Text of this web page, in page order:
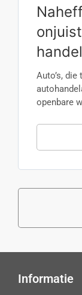
Auto’s,
openbare
Informatie